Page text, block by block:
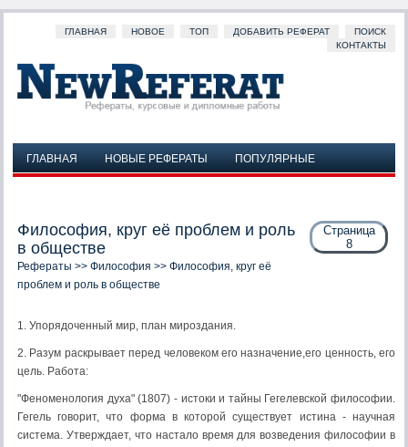
ГЛАВНАЯ НОВОЕ ТОП ДОБАВИТЬ РЕФЕРАТ
ПОИСК
КОНТАКТЫ
ГЛАВНАЯ НОВЫЕ РЕФЕРАТЫ
ПОПУЛЯРНЫЕ
Страница
8
Философия, круг её проблем и роль
в обществе
Рефераты >> Философия >> Философия, круг её
проблем и роль в обществе
1. Упорядоченный мир, план мироздания.
2. Разум раскрывает перед человеком его назначение,его ценность, его
цель. Работа:
"Феноменология духа" (1807) - истоки и тайны Гегелевской философии.
Гегель говорит, что форма в которой существует истина - научная
система. Утверждает, что настало время для возведения философии в